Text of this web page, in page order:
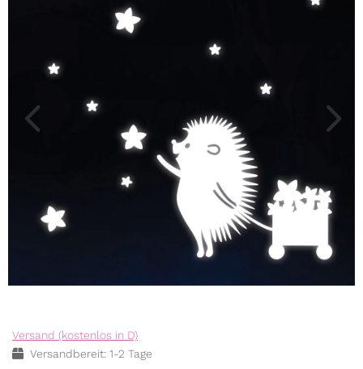
Versand (kostenlos in D)
Versandbereit: 1-2 Tage